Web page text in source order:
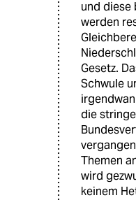
und diese
werden
Gesetz.
Schwule
die
Themen
wird
keinem